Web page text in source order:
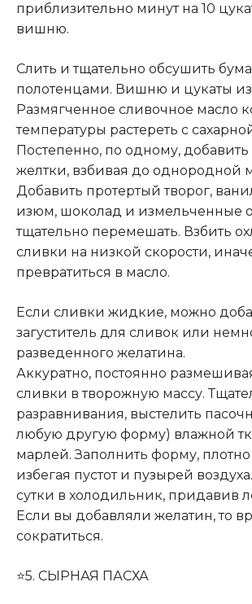
приблизительно минут на 10
вишню.
Слить и тщательно обсушить
полотенцами. Вишню и цукаты
Размягченное сливочное масло
температуры растереть с
Постепенно, по одному,
желтки, взбивая до однородной
Добавить протертый творог,
изюм, шоколад и измельченные
тщательно перемешать. Взбить
сливки на низкой скорости,
превратиться в масло.
Если сливки жидкие, можно
загуститель для сливок или
разведенного желатина.
Аккуратно, постоянно
сливки в творожную массу.
разравнивания, выстелить
любую другую форму) влажной
марлей. Заполнить форму, плотно
избегая пустот и пузырей
сутки в холодильник, придавив
Если вы добавляли желатин, то
сократиться.
⭐5. СЫРНАЯ ПАСХА